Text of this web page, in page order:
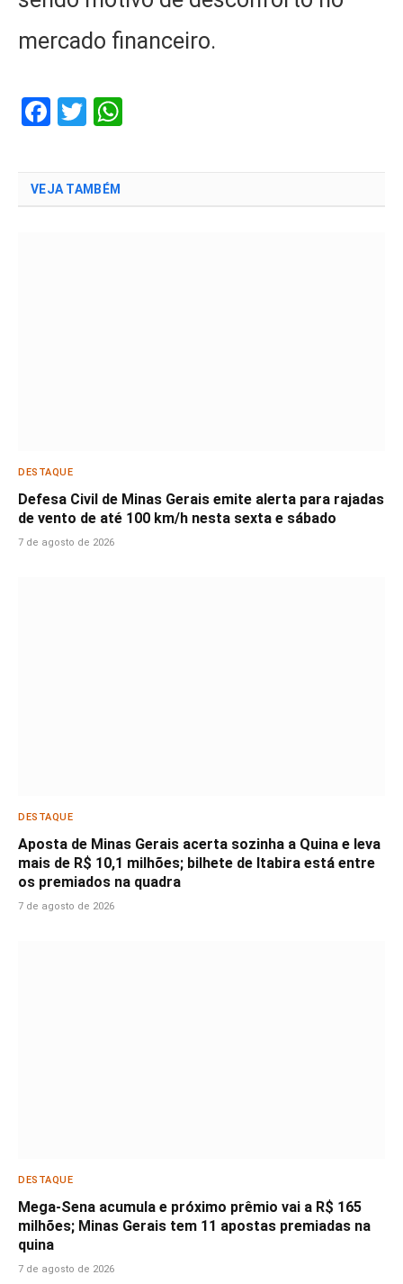
mercado financeiro.
Facebook
Twitter
VEJA TAMBÉM
DESTAQUE
Defesa Civil de Minas Gerais emite alerta para rajadas
de vento de até 100 km/h nesta sexta e sábado
7 de agosto de 2026
DESTAQUE
Aposta de Minas Gerais acerta sozinha a Quina e leva
mais de R$ 10,1 milhões; bilhete de Itabira está entre
os premiados na quadra
7 de agosto de 2026
DESTAQUE
Mega-Sena acumula e próximo prêmio vai a R$ 165
milhões; Minas Gerais tem 11 apostas premiadas na
quina
7 de agosto de 2026